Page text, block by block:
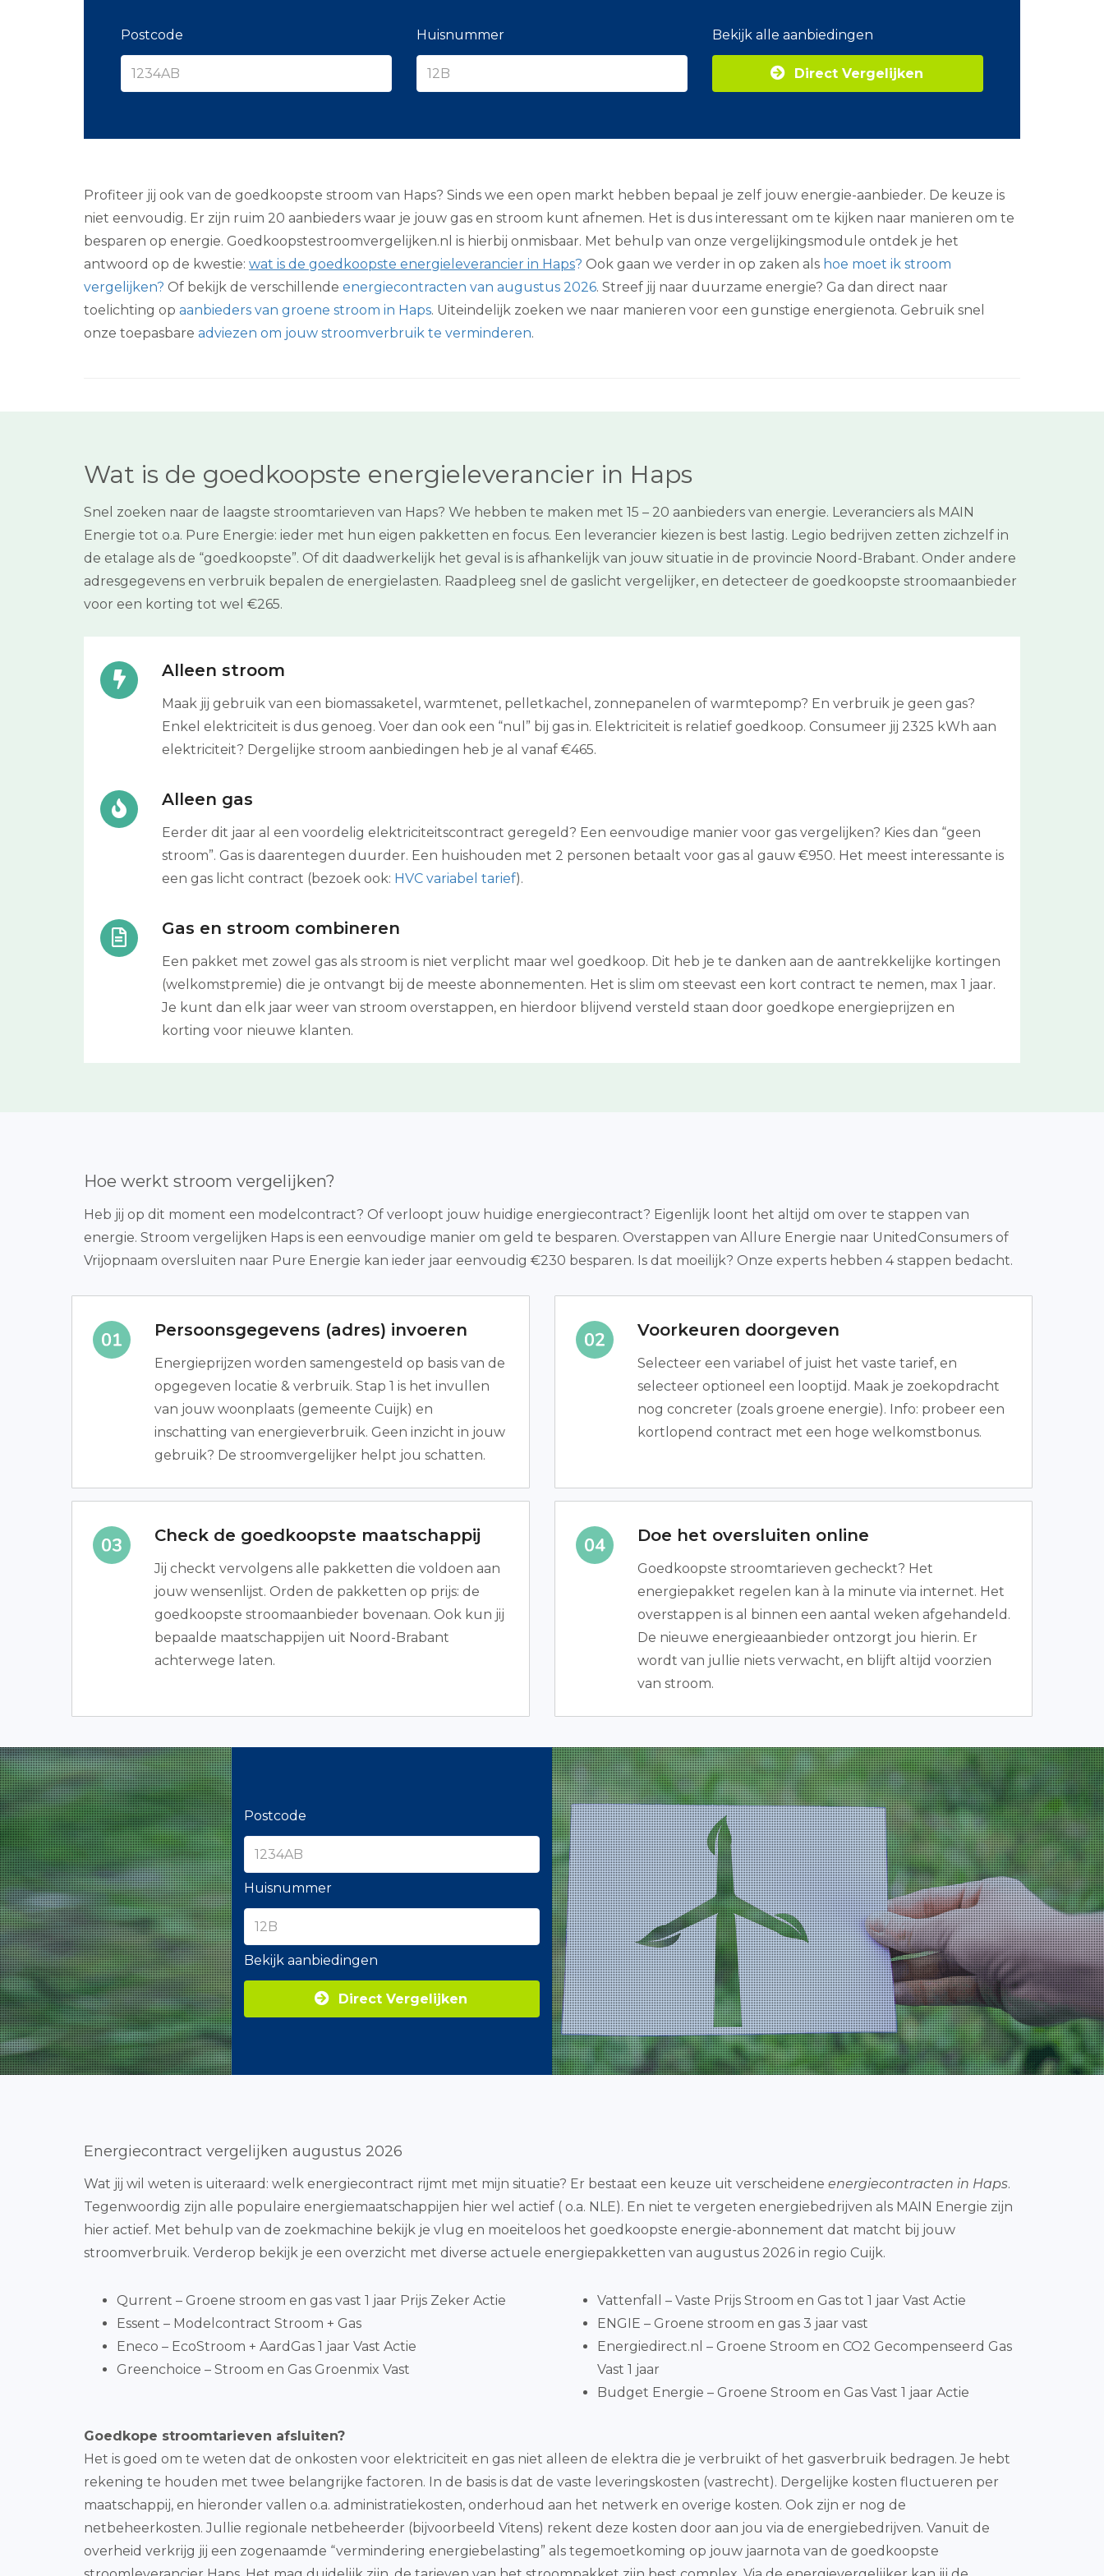
a
e
m
Z
j
n
e
r
g
i
Postcode Huisnummer Bekijk alle aanbiedingen
Direct Vergelijken
Profiteer jij ook van de goedkoopste stroom van Haps? Sinds we een open markt hebben bepaal je zelf jouw energie-aanbieder. De keuze is
niet eenvoudig. Er zijn ruim 20 aanbieders waar je jouw gas en stroom kunt afnemen. Het is dus interessant om te kijken naar manieren om te
besparen op energie. Goedkoopstestroomvergelijken.nl is hierbij onmisbaar. Met behulp van onze vergelijkingsmodule ontdek je het
antwoord op de kwestie: wat is de goedkoopste energieleverancier in Haps? Ook gaan we verder in op zaken als hoe moet ik stroom
vergelijken? Of bekijk de verschillende energiecontracten van augustus 2026. Streef jij naar duurzame energie? Ga dan direct naar
toelichting op aanbieders van groene stroom in Haps. Uiteindelijk zoeken we naar manieren voor een gunstige energienota. Gebruik snel
onze toepasbare adviezen om jouw stroomverbruik te verminderen.
Wat is de goedkoopste energieleverancier in Haps
Snel zoeken naar de laagste stroomtarieven van Haps? We hebben te maken met 15 – 20 aanbieders van energie. Leveranciers als MAIN
Energie tot o.a. Pure Energie: ieder met hun eigen pakketten en focus. Een leverancier kiezen is best lastig. Legio bedrijven zetten zichzelf in
de etalage als de “goedkoopste”. Of dit daadwerkelijk het geval is is afhankelijk van jouw situatie in de provincie Noord-Brabant. Onder andere
adresgegevens en verbruik bepalen de energielasten. Raadpleeg snel de gaslicht vergelijker, en detecteer de goedkoopste stroomaanbieder
voor een korting tot wel €265.
Alleen stroom
Maak jij gebruik van een biomassaketel, warmtenet, pelletkachel, zonnepanelen of warmtepomp? En verbruik je geen gas?
Enkel elektriciteit is dus genoeg. Voer dan ook een “nul” bij gas in. Elektriciteit is relatief goedkoop. Consumeer jij 2325 kWh aan
elektriciteit? Dergelijke stroom aanbiedingen heb je al vanaf €465.
Alleen gas
Eerder dit jaar al een voordelig elektriciteitscontract geregeld? Een eenvoudige manier voor gas vergelijken? Kies dan “geen
stroom”. Gas is daarentegen duurder. Een huishouden met 2 personen betaalt voor gas al gauw €950. Het meest interessante is
een gas licht contract (bezoek ook: HVC variabel tarief).
Gas en stroom combineren
Een pakket met zowel gas als stroom is niet verplicht maar wel goedkoop. Dit heb je te danken aan de aantrekkelijke kortingen
(welkomstpremie) die je ontvangt bij de meeste abonnementen. Het is slim om steevast een kort contract te nemen, max 1 jaar.
Je kunt dan elk jaar weer van stroom overstappen, en hierdoor blijvend versteld staan door goedkope energieprijzen en
korting voor nieuwe klanten.
Hoe werkt stroom vergelijken?
Heb jij op dit moment een modelcontract? Of verloopt jouw huidige energiecontract? Eigenlijk loont het altijd om over te stappen van
energie. Stroom vergelijken Haps is een eenvoudige manier om geld te besparen. Overstappen van Allure Energie naar UnitedConsumers of
Vrijopnaam oversluiten naar Pure Energie kan ieder jaar eenvoudig €230 besparen. Is dat moeilijk? Onze experts hebben 4 stappen bedacht.
Persoonsgegevens (adres) invoeren
Energieprijzen worden samengesteld op basis van de
opgegeven locatie & verbruik. Stap 1 is het invullen
van jouw woonplaats (gemeente Cuijk) en
inschatting van energieverbruik. Geen inzicht in jouw
gebruik? De stroomvergelijker helpt jou schatten.
Voorkeuren doorgeven
Selecteer een variabel of juist het vaste tarief, en
selecteer optioneel een looptijd. Maak je zoekopdracht
nog concreter (zoals groene energie). Info: probeer een
kortlopend contract met een hoge welkomstbonus.
Check de goedkoopste maatschappij
Jij checkt vervolgens alle pakketten die voldoen aan
jouw wensenlijst. Orden de pakketten op prijs: de
goedkoopste stroomaanbieder bovenaan. Ook kun jij
bepaalde maatschappijen uit Noord-Brabant
achterwege laten.
Doe het oversluiten online
Goedkoopste stroomtarieven gecheckt? Het
energiepakket regelen kan à la minute via internet. Het
overstappen is al binnen een aantal weken afgehandeld.
De nieuwe energieaanbieder ontzorgt jou hierin. Er
wordt van jullie niets verwacht, en blijft altijd voorzien
van stroom.
Postcode
Huisnummer
Bekijk aanbiedingen
Direct Vergelijken
Energiecontract vergelijken augustus 2026
Wat jij wil weten is uiteraard: welk energiecontract rijmt met mijn situatie? Er bestaat een keuze uit verscheidene energiecontracten in Haps.
Tegenwoordig zijn alle populaire energiemaatschappijen hier wel actief ( o.a. NLE). En niet te vergeten energiebedrijven als MAIN Energie zijn
hier actief. Met behulp van de zoekmachine bekijk je vlug en moeiteloos het goedkoopste energie-abonnement dat matcht bij jouw
stroomverbruik. Verderop bekijk je een overzicht met diverse actuele energiepakketten van augustus 2026 in regio Cuijk.
Qurrent – Groene stroom en gas vast 1 jaar Prijs Zeker Actie
Essent – Modelcontract Stroom + Gas
Eneco – EcoStroom + AardGas 1 jaar Vast Actie
Greenchoice – Stroom en Gas Groenmix Vast
Vattenfall – Vaste Prijs Stroom en Gas tot 1 jaar Vast Actie
ENGIE – Groene stroom en gas 3 jaar vast
Energiedirect.nl – Groene Stroom en CO2 Gecompenseerd Gas
Vast 1 jaar
Budget Energie – Groene Stroom en Gas Vast 1 jaar Actie
Goedkope stroomtarieven afsluiten?
Het is goed om te weten dat de onkosten voor elektriciteit en gas niet alleen de elektra die je verbruikt of het gasverbruik bedragen. Je hebt
rekening te houden met twee belangrijke factoren. In de basis is dat de vaste leveringskosten (vastrecht). Dergelijke kosten fluctueren per
maatschappij, en hieronder vallen o.a. administratiekosten, onderhoud aan het netwerk en overige kosten. Ook zijn er nog de
netbeheerkosten. Jullie regionale netbeheerder (bijvoorbeeld Vitens) rekent deze kosten door aan jou via de energiebedrijven. Vanuit de
overheid verkrijg jij een zogenaamde “vermindering energiebelasting” als tegemoetkoming op jouw jaarnota van de goedkoopste